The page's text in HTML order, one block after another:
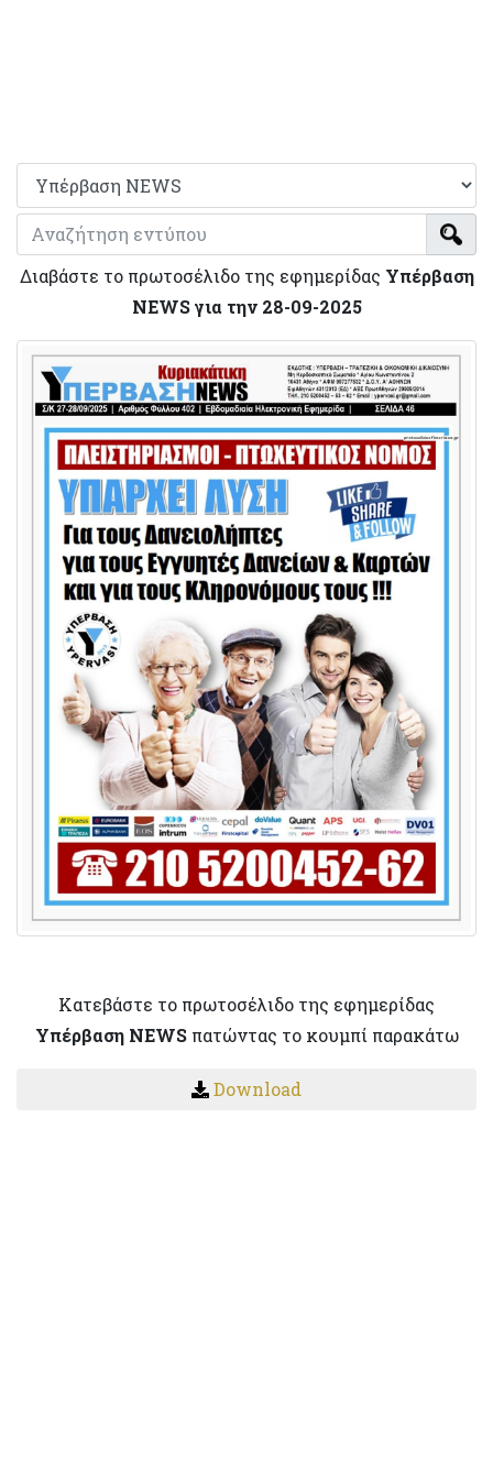
Διαβάστε το πρωτοσέλιδο της εφημερίδας Υπέρβαση
NEWS για την 28-09-2025
Κατεβάστε το πρωτοσέλιδο της εφημερίδας
Υπέρβαση NEWSπατώντας το κουμπί παρακάτω
Download